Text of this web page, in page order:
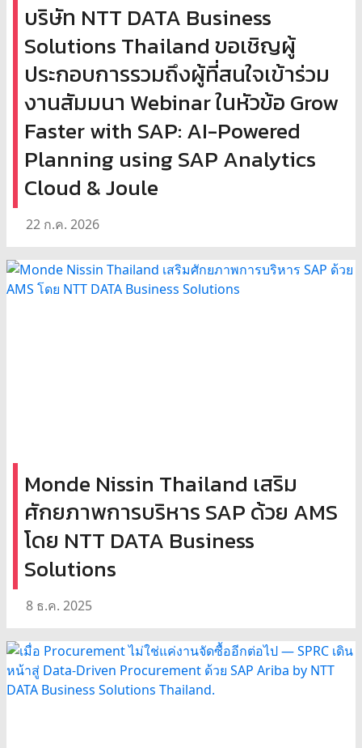
บริษัท NTT DATA Business
Solutions Thailand ขอเชิญผู้
ประกอบการรวมถึงผู้ที่สนใจเข้าร่วม
งานสัมมนา Webinar ในหัวข้อ Grow
Faster with SAP: AI-Powered
Planning using SAP Analytics
Cloud & Joule
22 ก.ค. 2026
Monde Nissin Thailand เสริม
ศักยภาพการบริหาร SAP ด้วย AMS
โดย NTT DATA Business
Solutions
8 ธ.ค. 2025